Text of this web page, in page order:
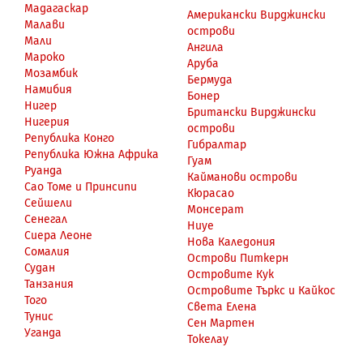
Мадагаскар
Малави
Мали
Мароко
Мозамбик
Намибия
Нигер
Нигерия
Република Конго
Република Южна Африка
Руанда
Сао Томе и Принсипи
Сейшели
Сенегал
Сиера Леоне
Сомалия
Судан
Танзания
Того
Тунис
Уганда
Американски Вирджински
острови
Ангила
Аруба
Бермуда
Бонер
Британски Вирджински
острови
Гибралтар
Гуам
Кайманови острови
Кюрасао
Монсерат
Ниуе
Нова Каледония
Острови Питкерн
Островите Кук
Островите Търкс и Кайкос
Света Елена
Сен Мартен
Токелау